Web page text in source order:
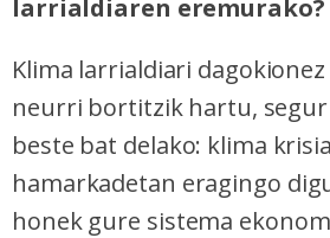
larrialdiaren eremurako?
Klima larrialdiari dagokionez
neurri bortitzik hartu,
beste bat delako: klima
hamarkadetan eragingo
honek gure sistema